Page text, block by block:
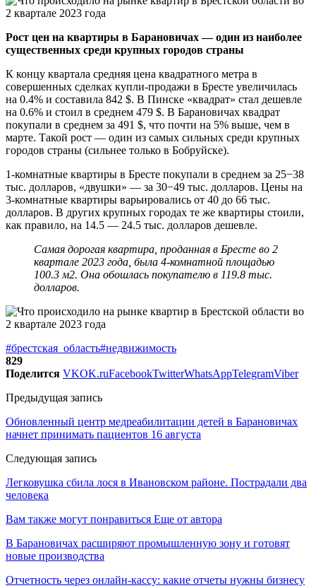
Рост цен на квартиры в Барановичах — один из наиболее
существенных среди крупных городов страны
К концу квартала средняя цена квадратного метра в
совершенных сделках купли-продажи в Бресте увеличилась
на 0.4% и составила 842 $. В Пинске «квадрат» стал дешевле
на 0.6% и стоил в среднем 479 $. В Барановичах квадрат
покупали в среднем за 491 $, что почти на 5% выше, чем в
марте. Такой рост — один из самых сильных среди крупных
городов страны (сильнее только в Бобруйске).
1-комнатные квартиры в Бресте покупали в среднем за 25−38
тыс. долларов, «двушки» — за 30−49 тыс. долларов. Цены на
3-комнатные квартиры варьировались от 40 до 66 тыс.
долларов. В других крупных городах те же квартиры стоили,
как правило, на 14.5 — 24.5 тыс. долларов дешевле.
Самая дорогая квартира, проданная в Бресте во 2
квартале 2023 года, была 4-комнатной площадью
100.3 м2. Она обошлась покупателю в 119.8 тыс.
долларов.
#брестская_область#недвижимость
829
Поделится VKOK.ruFacebookTwitterWhatsAppTelegramViber
Предыдущая запись
Обновленный центр медреабилитации детей в Барановичах
начнет принимать пациентов 16 августа
Следующая запись
Легковушка сбила лося в Ивановском районе. Пострадали два
человека
Вам также могут понравиться Еще от автора
В Барановичах расширяют промышленную зону и готовят
новые производства
Отчетность через онлайн-кассу: какие отчеты нужны бизнесу